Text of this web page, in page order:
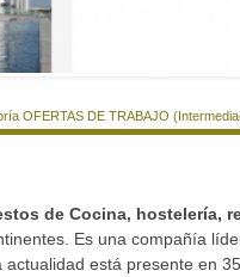
OFERTAS DE TRABAJO
de Cocina, hostelería,
Es una compañía
está presente en